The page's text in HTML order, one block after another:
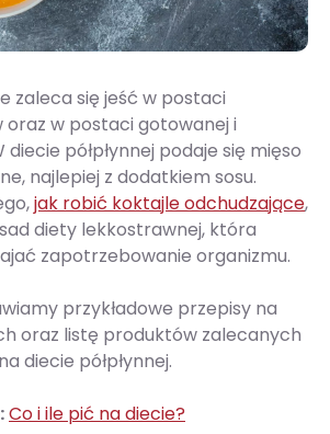
zaleca się jeść w postaci
oraz w postaci gotowanej i
półpłynnej podaje się mięso
najlepiej z dodatkiem sosu.
jak robić koktajle odchudzające,
diety lekkostrawnej, która
zapotrzebowanie organizmu.
przykładowe przepisy na
oraz listę produktów zalecanych
diecie półpłynnej.
Co i ile pić na diecie?